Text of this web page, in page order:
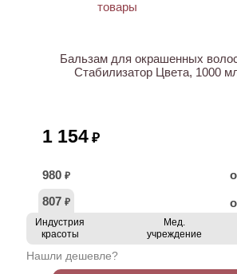
Бальзам для окрашенных
Стабилизатор Цвета, 1000
1 154 ₽
980 ₽
807 ₽
Индустрия
красоты
Мед.
учреждение
Нашли дешевле?